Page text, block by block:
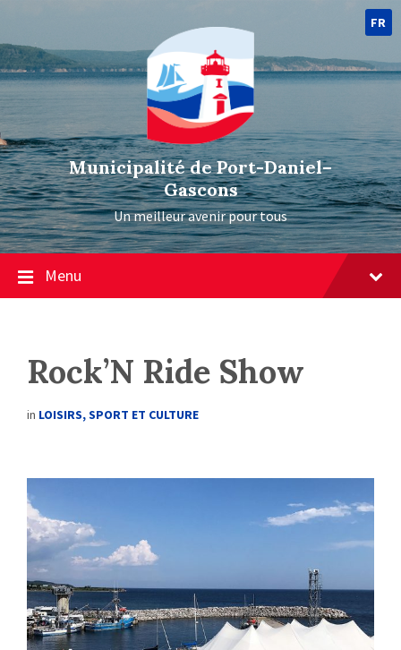
FR
Municipalité de Port-Daniel–
Gascons
Un meilleur avenir pour tous
Menu
Rock’N Ride Show
in LOISIRS, SPORT ET CULTURE